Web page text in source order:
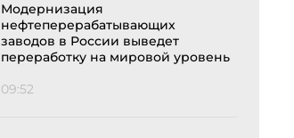
Модернизация
нефтеперерабатывающих
заводов в России выведет
переработку на мировой уровень
09:52